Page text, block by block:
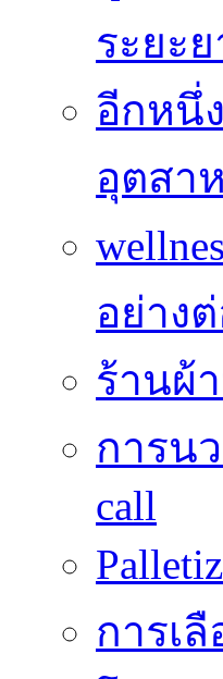
ระยะย
อีกหนึ่
อุตสา
อย่าง
ร้านผ้
การน
call
การเ